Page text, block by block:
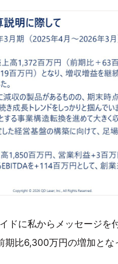
ドに私からメッセージ
比6,300万円の増加とな